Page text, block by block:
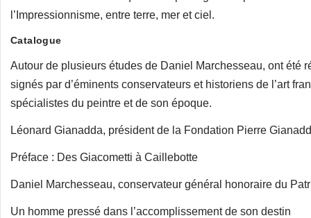
l’Impressionnisme, entre terre, mer et ciel.
Catalogue
Autour de plusieurs études de Daniel Marchesseau, ont été
signés par d’éminents conservateurs et historiens de l’art
spécialistes du peintre et de son époque.
Léonard Gianadda, président de la Fondation Pierre
Préface : Des Giacometti à Caillebotte
Daniel Marchesseau, conservateur général honoraire du
Un homme pressé dans l’accomplissement de son destin